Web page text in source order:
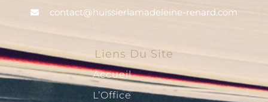
contact@huissierlamadeleine-renard.com
Liens Du Site
Accueil
L’Office